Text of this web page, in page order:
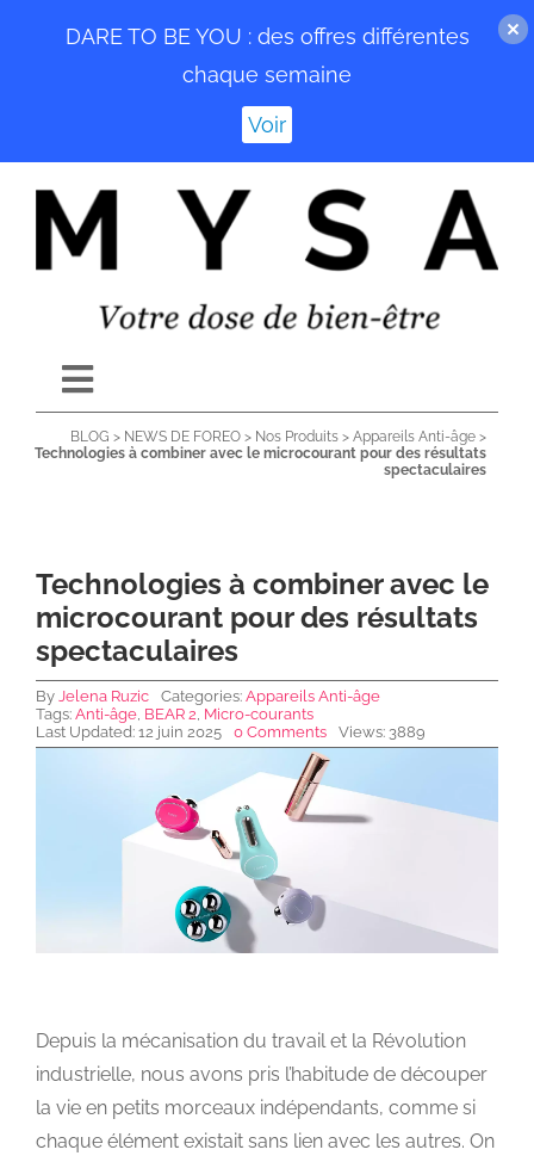
contenu
Toggle
Navigation
ACCUEIL
NEWS DE FOREO
SKINCARE
BLOG > NEWS DE FOREO > Nos Produits > Appareils Anti-âge >
Technologies à combiner avec le microcourant pour des résultats
spectaculaires
Technologies à combiner avec le
microcourant pour des résultats
spectaculaires
By Jelena Ruzic Categories: Appareils Anti-âge
Tags: Anti-âge BEAR 2 Micro-courants
Last Updated: 12 juin 2025
0 Comments Views: 3889
Depuis la mécanisation du travail et la Révolution
industrielle, nous avons pris l’habitude de découper
la vie en petits morceaux indépendants, comme si
chaque élément existait sans lien avec les autres. On
DARE TO BE YOU : des offres différentes
chaque semaine
Voir